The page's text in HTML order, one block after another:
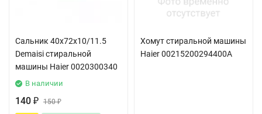
Сальник 40x72x10/11.5
Demaisi стиральной
машины Haier 0020300340
В наличии
140 ₽ 150₽
Хомут стиральной машины
Haier 00215200294400A